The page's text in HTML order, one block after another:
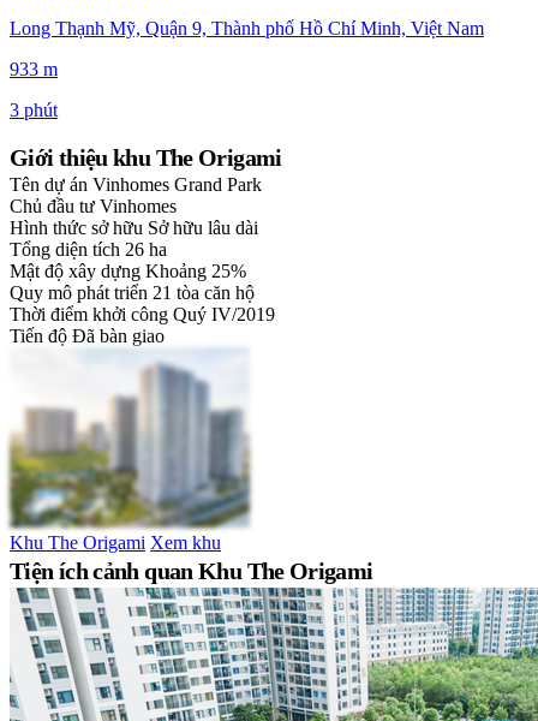
Long Thạnh Mỹ, Quận 9, Thành phố Hồ Chí Minh, Việt Nam
933 m
3 phút
Giới thiệu khu The Origami
Tên dự án Vinhomes Grand Park
Chủ đầu tư Vinhomes
Hình thức sở hữu Sở hữu lâu dài
Tổng diện tích 26 ha
Mật độ xây dựng Khoảng 25%
Quy mô phát triển 21 tòa căn hộ
Thời điểm khởi công Quý IV/2019
Tiến độ Đã bàn giao
Khu The Origami Xem khu
Tiện ích cảnh quan Khu The Origami